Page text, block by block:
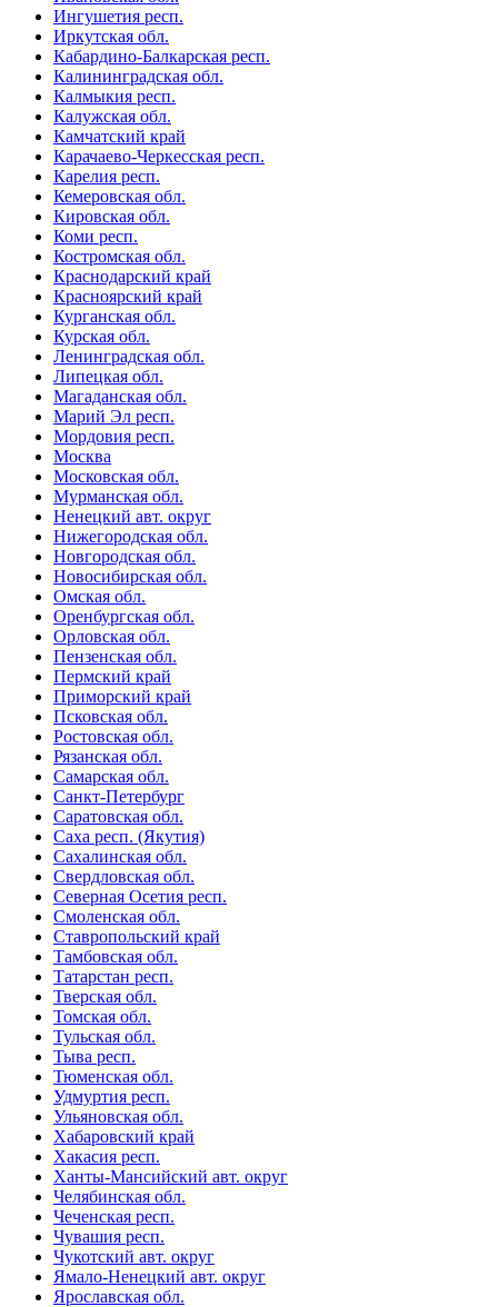
Ингушетия респ.
Иркутская обл.
Кабардино-Балкарская респ.
Калининградская обл.
Калмыкия респ.
Калужская обл.
Камчатский край
Карачаево-Черкесская респ.
Карелия респ.
Кемеровская обл.
Кировская обл.
Коми респ.
Костромская обл.
Краснодарский край
Красноярский край
Курганская обл.
Курская обл.
Ленинградская обл.
Липецкая обл.
Магаданская обл.
Марий Эл респ.
Мордовия респ.
Москва
Московская обл.
Мурманская обл.
Ненецкий авт. округ
Нижегородская обл.
Новгородская обл.
Новосибирская обл.
Омская обл.
Оренбургская обл.
Орловская обл.
Пензенская обл.
Пермский край
Приморский край
Псковская обл.
Ростовская обл.
Рязанская обл.
Самарская обл.
Санкт-Петербург
Саратовская обл.
Саха респ. (Якутия)
Сахалинская обл.
Свердловская обл.
Северная Осетия респ.
Смоленская обл.
Ставропольский край
Тамбовская обл.
Татарстан респ.
Тверская обл.
Томская обл.
Тульская обл.
Тыва респ.
Тюменская обл.
Удмуртия респ.
Ульяновская обл.
Хабаровский край
Хакасия респ.
Ханты-Мансийский авт. округ
Челябинская обл.
Чеченская респ.
Чувашия респ.
Чукотский авт. округ
Ямало-Ненецкий авт. округ
Ярославская обл.